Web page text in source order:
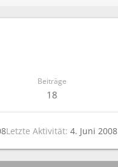
Beiträge
18
Letzte Aktivität 4. Juni 2008